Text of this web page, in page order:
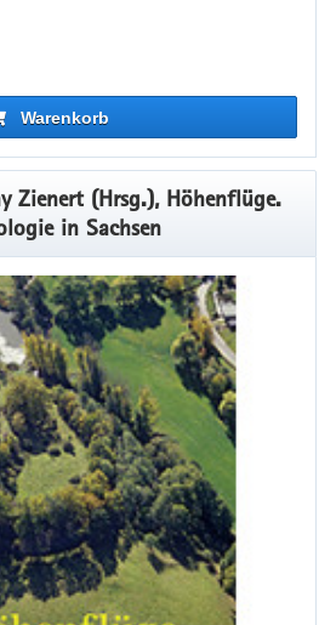
Warenkorb
Zienert (Hrsg.), Höhenflüge.
in Sachsen